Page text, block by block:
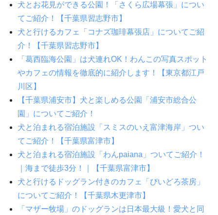
犬とお花見ができる公園！「さくら広場幕張」につい
てご紹介！【千葉県習志野市】
犬と行けるカフェ「コナズ珈琲幕張店」についてご紹
介！【千葉県習志野市】
「葛西臨海公園」は犬連れOK！わんこの写真スポット
やカフェの情報を徹底的に紹介します！【東京都江戸
川区】
【千葉県浦安市】犬と楽しめる公園「浦安市総合公
園」についてご紹介！
犬と泊まれる宿泊施設「スミスのいえ富津海岸」つい
てご紹介！【千葉県富津市】
犬と泊まれる宿泊施設「わんpaiana」ついてご紹介！
｜海まで徒歩3分！｜【千葉県富津市】
犬と行けるドッグラン付きのカフェ「びいどろ茶房」
についてご紹介！【千葉県木更津市】
「マザー牧場」のドッグランは日本最大級！愛犬と同